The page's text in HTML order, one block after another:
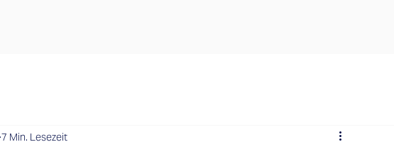
7 Min. Lesezeit